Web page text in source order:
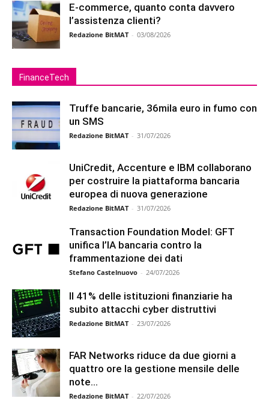
E-commerce, quanto conta davvero
l’assistenza clienti?
Redazione BitMAT - 03/08/2026
FinanceTech
Truffe bancarie, 36mila euro in fumo con
un SMS
Redazione BitMAT - 31/07/2026
UniCredit, Accenture e IBM collaborano
per costruire la piattaforma bancaria
europea di nuova generazione
Redazione BitMAT - 31/07/2026
Transaction Foundation Model: GFT
unifica l’IA bancaria contro la
frammentazione dei dati
Stefano Castelnuovo - 24/07/2026
Il 41% delle istituzioni finanziarie ha
subito attacchi cyber distruttivi
Redazione BitMAT - 23/07/2026
FAR Networks riduce da due giorni a
quattro ore la gestione mensile delle
note...
Redazione BitMAT - 22/07/2026